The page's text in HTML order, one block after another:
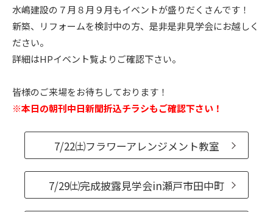
ニュース
資料請求・お問い合わせ
水嶋建設の７月８月９月もイベントが盛りだくさんです！
新築、リフォームを検討中の方、是非是非見学会にお越しく
ださい。
詳細はHPイベント覧よりご確認下さい。
皆様のご来場をお待ちしております！
※本日の朝刊中日新聞折込チラシもご確認下さい！
7/22㈯フラワーアレンジメント教室
7/29㈯完成披露見学会in瀬戸市田中町